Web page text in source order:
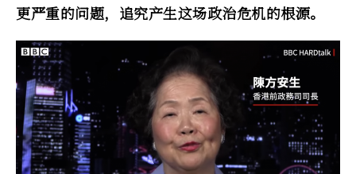
更严重的问题，追究产生这场政治危机的根源。